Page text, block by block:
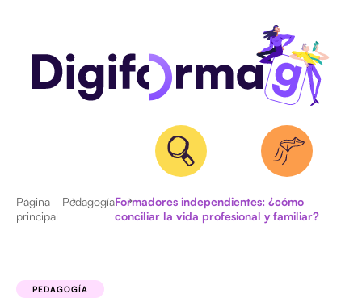
Página
principal
PedagogíaFormadores independientes: ¿cómo
conciliar la vida profesional y familiar?
PEDAGOGÍA